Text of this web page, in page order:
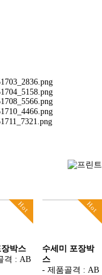
Hot
박스
격 : AB
Hot
수세미 포장박
스
- 제품골격 : AB